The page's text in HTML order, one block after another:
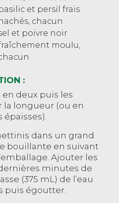
et persil frais
chacun
et poivre noir
moulu,
:
en deux puis les
la longueur (ou en
dans un grand
bouillante en suivant
Ajouter les
minutes de
(375 mL) de l’eau
puis égoutter.